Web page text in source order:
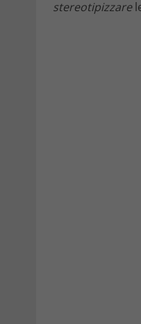
stereotipizzare